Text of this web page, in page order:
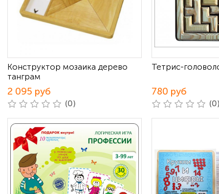
Конструктор мозаика дерево
танграм
2 095 руб
(0)
Тетрис-
780 руб